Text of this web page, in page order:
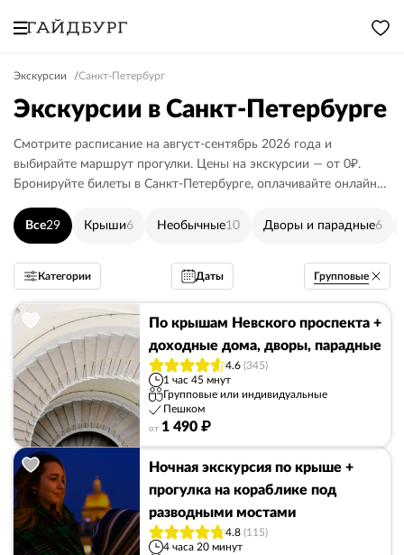
Экскурсии Санкт-Петербург
Экскурсии в Санкт-Петербурге
Смотрите расписание на август-сентябрь 2026 года и
выбирайте маршрут прогулки. Цены на экскурсии — от 0₽.
Бронируйте билеты в Санкт-Петербурге, оплачивайте онлайн
Все29 Крыши6 Необычные10 Дворы и парадные6
Категории Даты Групповые
По крышам Невского проспекта +
доходные дома, дворы, парадные
4.6 (345)
1 час 45 мнут
Групповые или индивидуальные
Пешком
от 1 490 ₽
Ночная экскурсия по крыше +
прогулка на кораблике под
разводными мостами
4.8 (115)
4 часа 20 минут